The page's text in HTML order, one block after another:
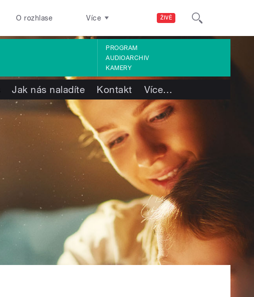
ŽIVĚ
O rozhlase Více
PROGRAM
AUDIOARCHIV
KAMERY
Jak nás naladíte Kontakt Více…